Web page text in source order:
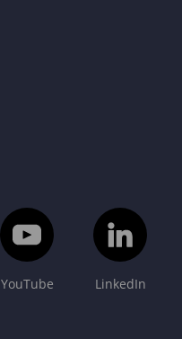
YouTube LinkedIn